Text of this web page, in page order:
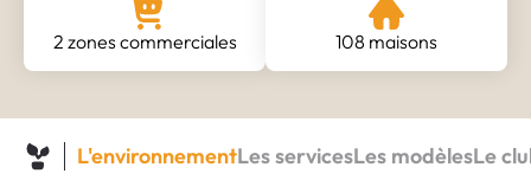
2 zones commerciales 108 maisons
L'environnementLes servicesLes modèlesLe